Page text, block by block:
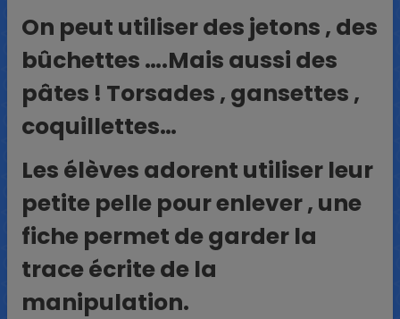
On peut utiliser des jetons , des
bûchettes ….Mais aussi des
pâtes ! Torsades , gansettes ,
coquillettes…
Les élèves adorent utiliser leur
petite pelle pour enlever , une
fiche permet de garder la
trace écrite de la
manipulation.